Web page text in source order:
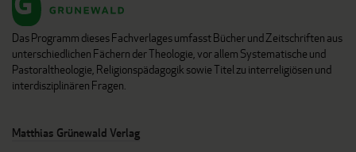
Das Programm dieses Fachverlages umfasst Bücher und Zeitschriften aus
unterschiedlichen Fächern der Theologie, vor allem Systematische und
Pastoraltheologie, Religionspädagogik sowie Titel zu interreligiösen und
interdisziplinären Fragen.
Matthias Grünewald Verlag